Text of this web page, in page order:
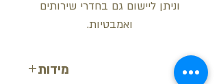
וניתן ליישום גם בחדרי שירותים
ואמבטיות.
מידות